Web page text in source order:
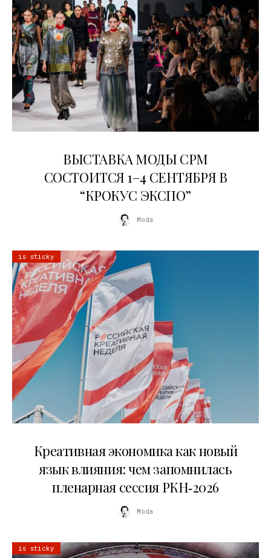
ВЫСТАВКА МОДЫ CPM
СОСТОИТСЯ 1–4 СЕНТЯБРЯ В
“КРОКУС ЭКСПО”
Moda
is sticky
Креативная экономика как новый
язык влияния: чем запомнилась
пленарная сессия РКН‑2026
Moda
is sticky